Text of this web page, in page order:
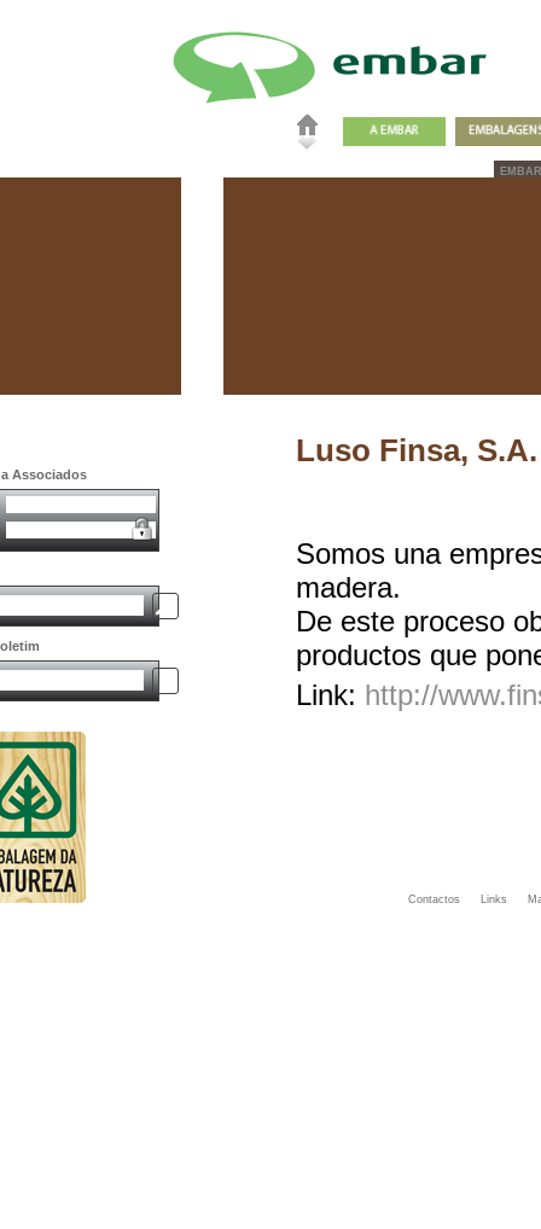
EMBAR
Associados
Luso Finsa, S.A.
Somos una
madera.
De este proceso
productos que
Link: http://
Contactos Links